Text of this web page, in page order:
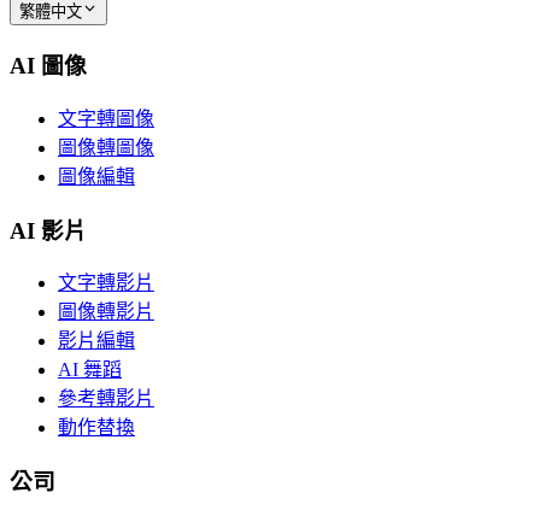
繁體中文
AI 圖像
文字轉圖像
圖像轉圖像
圖像編輯
AI 影片
文字轉影片
圖像轉影片
影片編輯
AI 舞蹈
參考轉影片
動作替換
公司